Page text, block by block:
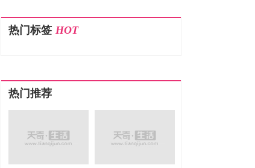
热门标签 HOT
热门推荐